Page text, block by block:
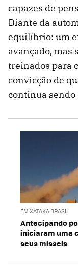
capazes de
Diante da
equilíbrio: um
avançado, mas
treinados para
convicção de
continua sendo
EM XATAKA BRASIL
Antecipando
iniciaram uma
seus mísseis